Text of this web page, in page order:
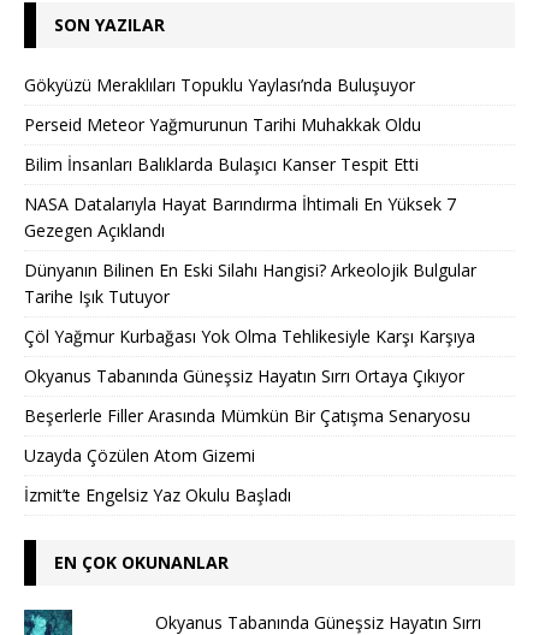
SON YAZILAR
Gökyüzü Meraklıları Topuklu Yaylası’nda Buluşuyor
Perseid Meteor Yağmurunun Tarihi Muhakkak Oldu
Bilim İnsanları Balıklarda Bulaşıcı Kanser Tespit Etti
NASA Datalarıyla Hayat Barındırma İhtimali En Yüksek 7
Gezegen Açıklandı
Dünyanın Bilinen En Eski Silahı Hangisi? Arkeolojik Bulgular
Tarihe Işık Tutuyor
Çöl Yağmur Kurbağası Yok Olma Tehlikesiyle Karşı Karşıya
Okyanus Tabanında Güneşsiz Hayatın Sırrı Ortaya Çıkıyor
Beşerlerle Filler Arasında Mümkün Bir Çatışma Senaryosu
Uzayda Çözülen Atom Gizemi
İzmit’te Engelsiz Yaz Okulu Başladı
EN ÇOK OKUNANLAR
Okyanus Tabanında Güneşsiz Hayatın Sırrı